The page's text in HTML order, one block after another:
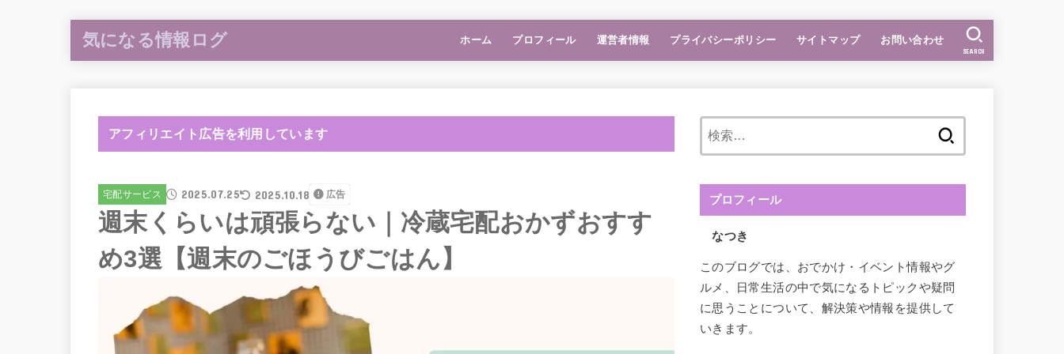
気になる情報ログ ホーム プロフィール 運営者情報 プライバシーポリシー サイトマップ お問い合わせ
SEARCH
アフィリエイト広告を利用しています
宅配サービス 2025.07.25 2025.10.18 広告
週末くらいは頑張らない｜冷蔵宅配おかずおすす
め3選【週末のごほうびごはん】
プロフィール
なつき
このブログでは、おでかけ・イベント情報やグ
ルメ、日常生活の中で気になるトピックや疑問
に思うことについて、解決策や情報を提供して
いきます。